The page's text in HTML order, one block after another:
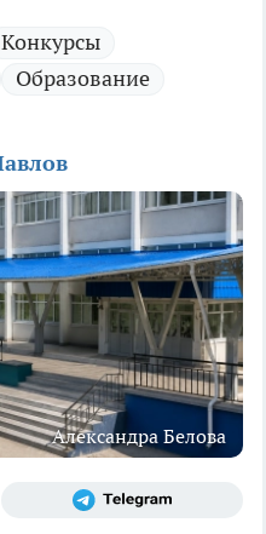
Конкурсы
Образование
Александра Белова